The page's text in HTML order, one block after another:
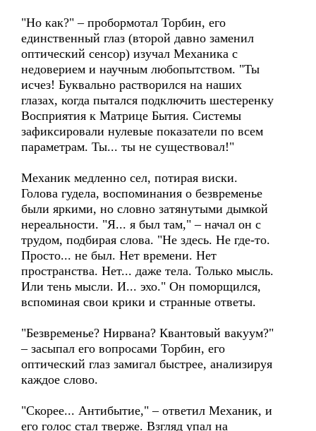
"Но как?" – пробормотал Торбин, его
единственный глаз (второй давно заменил
оптический сенсор) изучал Механика с
недоверием и научным любопытством. "Ты
исчез! Буквально растворился на наших
глазах, когда пытался подключить шестеренку
Восприятия к Матрице Бытия. Системы
зафиксировали нулевые показатели по всем
параметрам. Ты... ты не существовал!"
Механик медленно сел, потирая виски.
Голова гудела, воспоминания о безвременье
были яркими, но словно затянутыми дымкой
нереальности. "Я... я был там," – начал он с
трудом, подбирая слова. "Не здесь. Не где-то.
Просто... не был. Нет времени. Нет
пространства. Нет... даже тела. Только мысль.
Или тень мысли. И... эхо." Он поморщился,
вспоминая свои крики и странные ответы.
"Безвременье? Нирвана? Квантовый вакуум?"
– засыпал его вопросами Торбин, его
оптический глаз замигал быстрее, анализируя
каждое слово.
"Скорее... Антибытие," – ответил Механик, и
его голос стал тверже. Взгляд упал на